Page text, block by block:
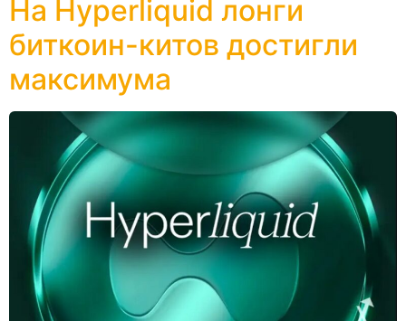
На Hyperliquid лонги
биткоин-китов достигли
максимума